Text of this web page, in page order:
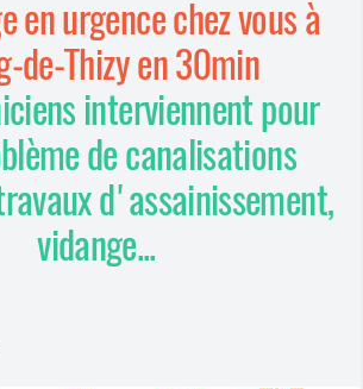
en urgence chez vous à
de-Thizy en 30min
interviennent pour
de canalisations
d'assainissement,
vidange...